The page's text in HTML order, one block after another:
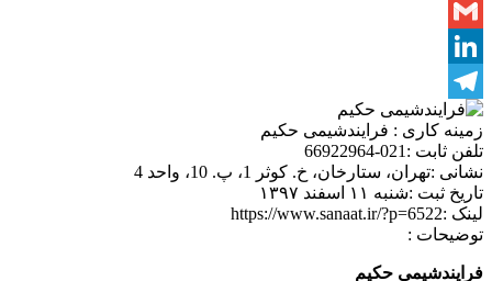
Twitter
Gmail
LinkedIn
Telegram
زمینه کاری : فرایندشیمی حکیم
تلفن ثابت :021-66922964
نشانی :تهران، ستارخان، خ. کوثر 1، پ. 10، واحد 4
تاریخ ثبت :شنبه ۱۱ اسفند ۱۳۹۷
لینک :https://www.sanaat.ir/?p=6522
توضیحات :
فرایندشیمی حکیم